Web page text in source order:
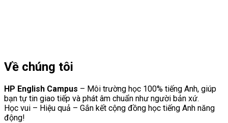
Về chúng tôi
HP English Campus – Môi trường học 100% tiếng Anh, giúp
bạn tự tin giao tiếp và phát âm chuẩn như người bản xứ.
Học vui – Hiệu quả – Gắn kết cộng đồng học tiếng Anh năng
động!